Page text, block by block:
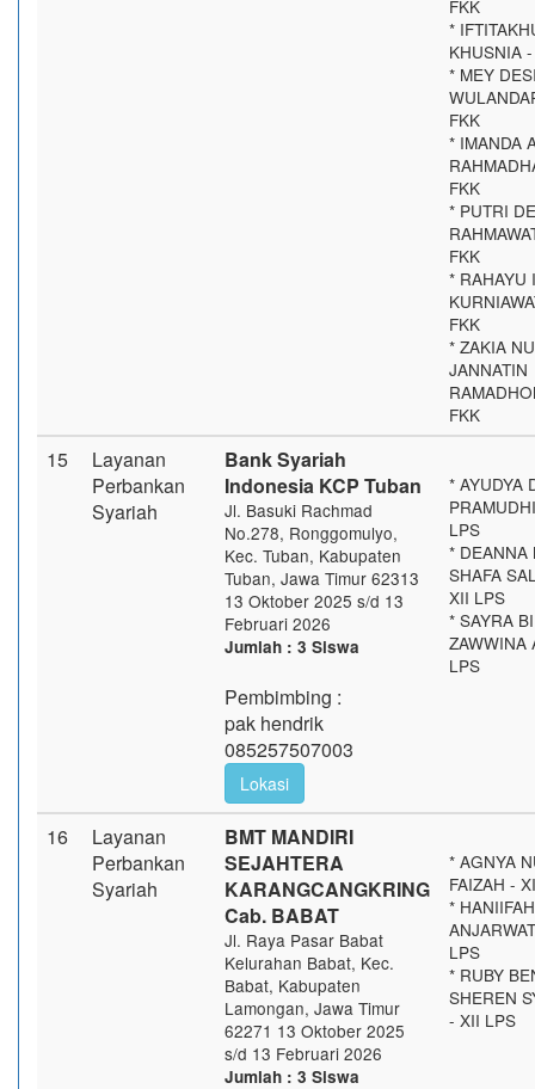
FKK
*
KHUSNIA
* MEY
FKK
* IMANDA
FKK
* PUTRI
FKK
* RAHAYU
FKK
* ZAKIA
JANNATIN
FKK
15
Layanan
Perbankan
Syariah
Bank Syariah
Indonesia KCP Tuban
Jl. Basuki Rachmad
No.278, Ronggomulyo,
Kec. Tuban, Kabupaten
Tuban, Jawa Timur 62313
13 Oktober 2025 s/d 13
Februari 2026
Jumlah : 3 Siswa
Pembimbing :
pak hendrik
085257507003
Lokasi
* AYUDYA
LPS
* DEANNA
SHAFA
XII LPS
* SAYRA
ZAWWINA
LPS
16
Layanan
Perbankan
Syariah
BMT MANDIRI
SEJAHTERA
KARANGCANGKRING
Cab. BABAT
Jl. Raya Pasar Babat
Kelurahan Babat, Kec.
Babat, Kabupaten
Lamongan, Jawa Timur
62271 13 Oktober 2025
s/d 13 Februari 2026
Jumlah : 3 Siswa
* AGNYA
FAIZAH -
*
LPS
* RUBY
SHEREN
- XII LPS